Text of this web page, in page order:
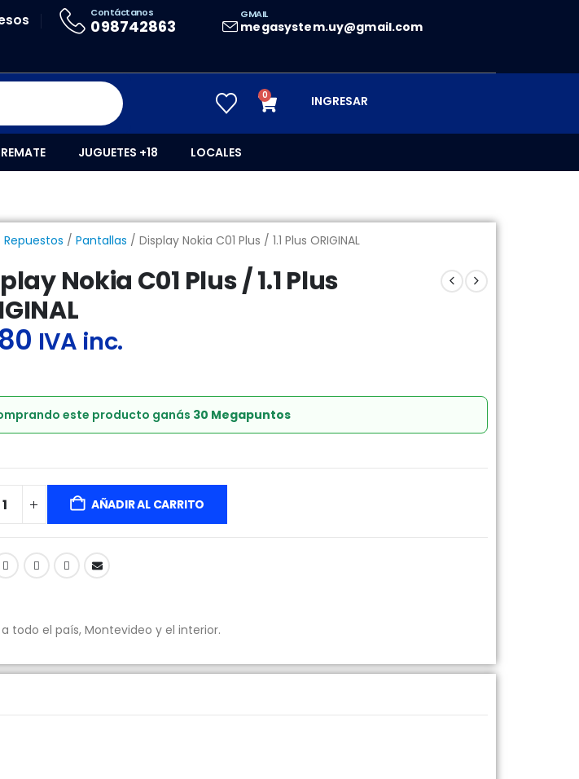
Contáctanos
098742863
GMAIL
megasystem.uy@gmail.com
0 INGRESAR
JUGUETES +18 LOCALES
Repuestos / Pantallas / Display Nokia C01 Plus / 1.1 Plus ORIGINAL
Nokia C01 Plus / 1.1 Plus
IVA inc.
este producto ganás 30 Megapuntos
AÑADIR AL CARRITO
a todo el país, Montevideo y el interior.